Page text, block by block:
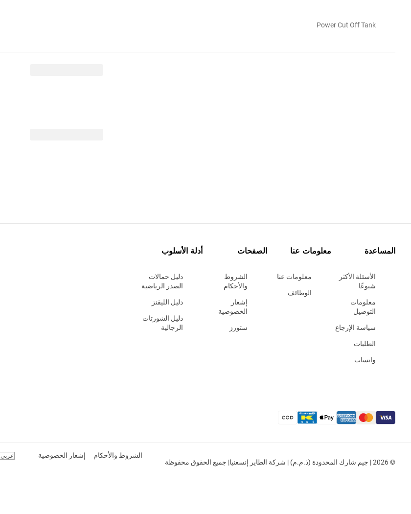
Power Cut Off Tank
المساعدة
الأسئلة الأكثر
شيوعًا
معلومات
التوصيل
سياسة الإرجاع
الطلبات
واتساب
معلومات عنا
معلومات عنا
الوظائف
الصفحات
الشروط
والأحكام
إشعار
الخصوصية
ستورز
أدلة الأسلوب
دليل حمالات
الصدر الرياضية
دليل الليقنز
دليل الشورتات
الرجالية
© 2026 | جيم شارك المحدودة (ذ.م.م) | شركة الطاير إنسغنيا| جميع الحقوق محفوظة
الشروط والأحكام إشعار الخصوصية عربي